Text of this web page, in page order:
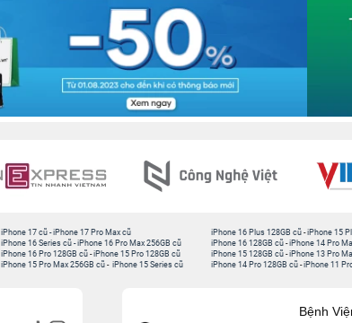
iPhone 17 cũ -iPhone 17 Pro Max cũ
iPhone 16 Series cũ - iPhone 16 Pro Max 256GB cũ
iPhone 16 Pro 128GB cũ -iPhone 15 Pro 128GB cũ
iPhone 15 Pro Max 256GB cũ - iPhone 15 Series cũ
iPhone 16 Plus 128GB cũ -iPhone 15
iPhone 16 128GB cũ -iPhone 14 Pro
iPhone 15 128GB cũ -iPhone 13 Pro
iPhone 14 Pro 128GB cũ -iPhone 11
Bệnh